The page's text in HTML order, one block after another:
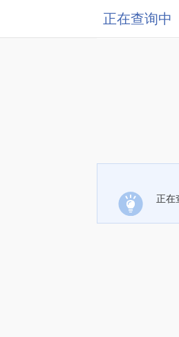
正在查询中
正在